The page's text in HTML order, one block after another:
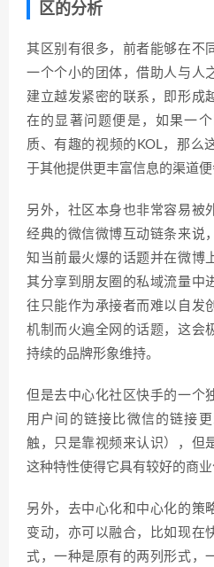
区的分析
其区别有很多，前者能够在不
一个个小的团体，借助人与人
建立越发紧密的联系，即形成
在的显著问题便是，如果一
质、有趣的视频的KOL，那么
于其他提供更丰富信息的渠道便
另外，社区本身也非常容易被
经典的微信微博互动链条来说
知当前最火爆的话题并在微博
其分享到朋友圈的私域流量中
往只能作为承接者而难以自发
机制而火遍全网的话题，这会
持续的品牌形象维持。
但是去中心化社区快手的一个
用户间的链接比微信的链接
触，只是靠视频来认识），但
这种特性使得它具有较好的商业
另外，去中心化和中心化的策
变动，亦可以融合，比如现在
式，一种是原有的两列形式，